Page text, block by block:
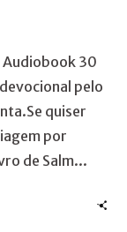
Audiobook 30
pelo
quiser
por
de Salm...